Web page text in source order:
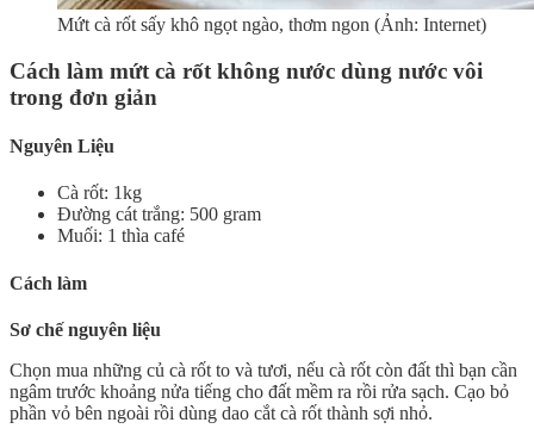
Mứt cà rốt sấy khô ngọt ngào, thơm ngon (Ảnh: Internet)
Cách làm mứt cà rốt không nước dùng nước vôi
trong đơn giản
Nguyên Liệu
Cà rốt: 1kg
Đường cát trắng: 500 gram
Muối: 1 thìa café
Cách làm
Sơ chế nguyên liệu
Chọn mua những củ cà rốt to và tươi, nếu cà rốt còn đất thì bạn cần
ngâm trước khoảng nửa tiếng cho đất mềm ra rồi rửa sạch. Cạo bỏ
phần vỏ bên ngoài rồi dùng dao cắt cà rốt thành sợi nhỏ.